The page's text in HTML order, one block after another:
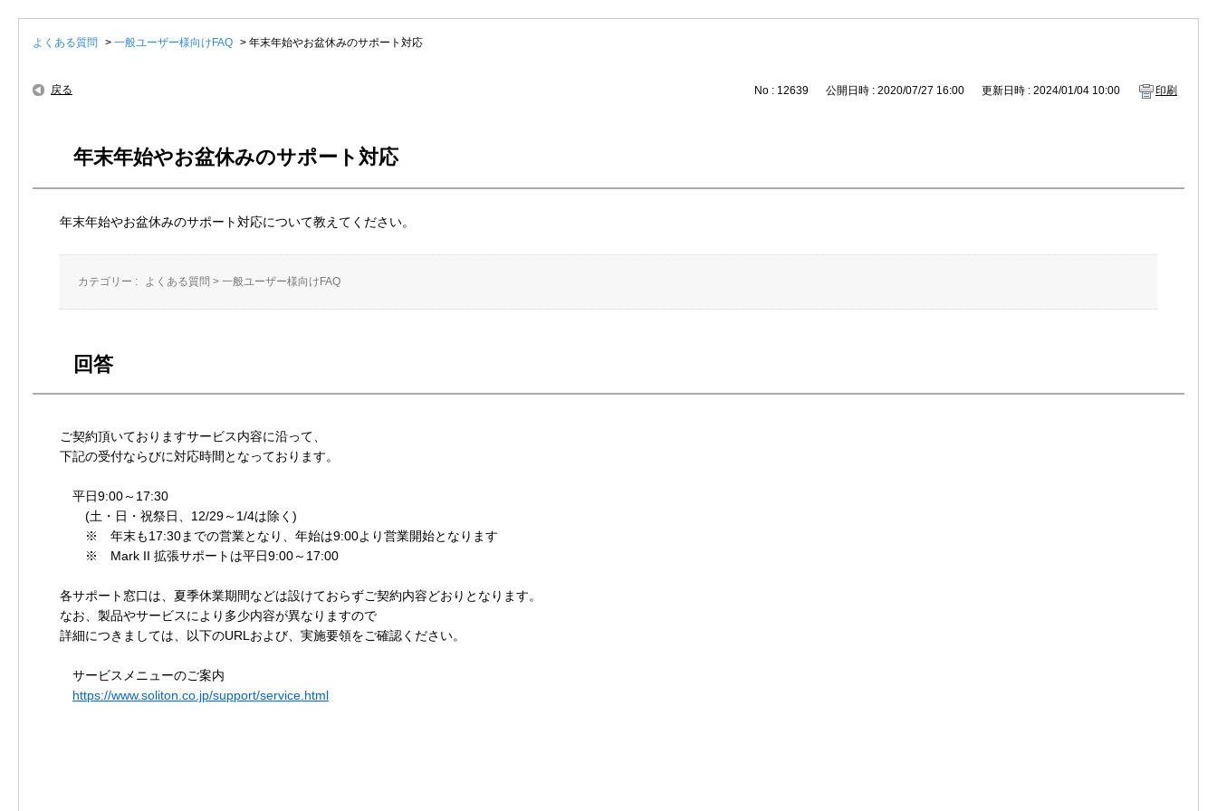
よくある質問 > 一般ユーザー様向けFAQ > 年末年始やお盆休みのサポート対応
戻る No : 12639 公開日時 : 2020/07/27 16:00 更新日時 : 2024/01/04 10:00 印刷
年末年始やお盆休みのサポート対応
年末年始やお盆休みのサポート対応について教えてください。
カテゴリー : よくある質問 > 一般ユーザー様向けFAQ
回答
ご契約頂いておりますサービス内容に沿って、
下記の受付ならびに対応時間となっております。
平日9:00～17:30
(土・日・祝祭日、12/29～1/4は除く)
※ 年末も17:30までの営業となり、年始は9:00より営業開始となります
※ Mark II 拡張サポートは平日9:00～17:00
各サポート窓口は、夏季休業期間などは設けておらずご契約内容どおりとなります。
なお、製品やサービスにより多少内容が異なりますので
詳細につきましては、以下のURLおよび、実施要領をご確認ください。
サービスメニューのご案内
https://www.soliton.co.jp/support/service.html